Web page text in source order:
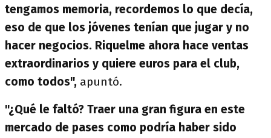
tengamos memoria, recordemos lo que decía,
eso de que los jóvenes tenían que jugar y no
hacer negocios. Riquelme ahora hace ventas
extraordinarios y quiere euros para el club,
como todos", apuntó.
"¿Qué le faltó? Traer una gran figura en este
mercado de pases como podría haber sido